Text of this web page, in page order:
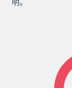
明。